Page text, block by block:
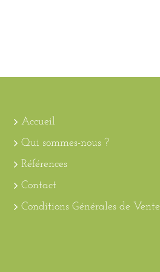
Accueil
Qui sommes-nous ?
Références
Contact
Conditions Générales de Vente